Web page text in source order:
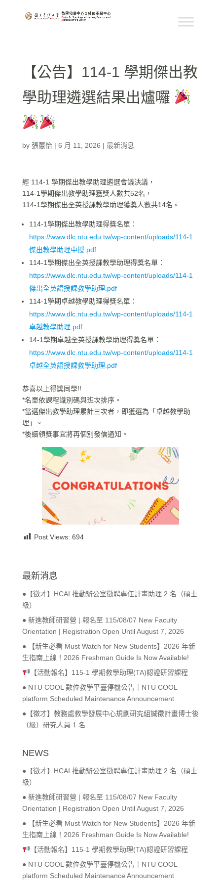
【公告】114-1 學期傑出教
學助理遴選結果出爐囉
by 張蕙怡| 6 月 11, 2026 | 最新消息
經 114-1 學期傑出教學助理遴選會議決議，
114-1學期傑出教學助理獲獎人數共52名，
114-1學期傑出全英授課教學助理獲獎人數共14名。
114-1學期傑出教學助理得獎名單：
https://www.dlc.ntu.edu.tw/wp-content/uploads/114-1
傑出教學助理中授.pdf
114-1學期傑出全英授課教學助理得獎名單：
https://www.dlc.ntu.edu.tw/wp-content/uploads/114-1
傑出全英語授課教學助理.pdf
114-1學期卓越教學助理得獎名單：
https://www.dlc.ntu.edu.tw/wp-content/uploads/114-1
卓越教學助理.pdf
14-1學期卓越全英授課教學助理得獎名單：
https://www.dlc.ntu.edu.tw/wp-content/uploads/114-1
卓越全英語授課教學助理.pdf
恭喜以上得獎同學!!
*名單依課程識別碼與班次排序。
*當選傑出教學助理累計三次者，即獲選為「卓越教學助
理」。
*後續領獎事宜將再個別發信通知。
Post Views: 694
最新消息
●【徵才】HCAI 推動辦公室徵聘專任計畫助理 2 名（碩士
級）
● 新進教師研習營 | 報名至 115/08/07 New Faculty
Orientation | Registration Open Until August 7, 2026
● 【新生必看 Must Watch for New Students】2026 年新
生指南上線！2026 Freshman Guide Is Now Available!
【活動報名】115-1 學期教學助理(TA)認證研習課程
● NTU COOL 數位教學平臺停機公告｜NTU COOL
platform Scheduled Maintenance Announcement
●【徵才】教務處教學發展中心規劃研究組誠徵計畫博士後
（級）研究人員 1 名
NEWS
●【徵才】HCAI 推動辦公室徵聘專任計畫助理 2 名（碩士
級）
● 新進教師研習營 | 報名至 115/08/07 New Faculty
Orientation | Registration Open Until August 7, 2026
● 【新生必看 Must Watch for New Students】2026 年新
生指南上線！2026 Freshman Guide Is Now Available!
【活動報名】115-1 學期教學助理(TA)認證研習課程
● NTU COOL 數位教學平臺停機公告｜NTU COOL
platform Scheduled Maintenance Announcement